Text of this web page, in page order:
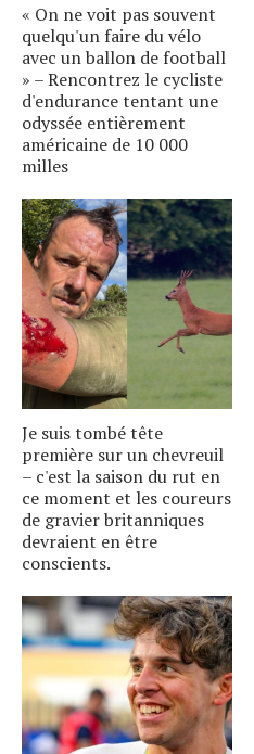
« On ne voit pas souvent
quelqu'un faire du vélo
avec un ballon de football
» – Rencontrez le cycliste
d'endurance tentant une
odyssée entièrement
américaine de 10 000
milles
Je suis tombé tête
première sur un chevreuil
– c'est la saison du rut en
ce moment et les coureurs
de gravier britanniques
devraient en être
conscients.